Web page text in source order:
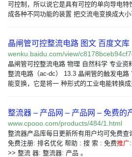
可控制，所以说它是具有可控的单向导电
成各种不同功能的装置 把交流电变换成大小
晶闸管可控整流电路 图文 百度文库
wenku.baidu.com/view/
晶闸管可控整流电路 物理 自然科学 专业
整流电路（ac-dc） 13.3 晶闸管的触发电
能变换，它是将一 种形式的工业电能转换
整流器 – 产品网 – 产品网 – 免费的
www.cpooo.com/products/484/1.html
整流器产品库每日更新所有用户均可免费
免费注册: 排名优化 帮助 : 搜 索 : 免费推广
>> 整流 器: 整流器: 产品 。